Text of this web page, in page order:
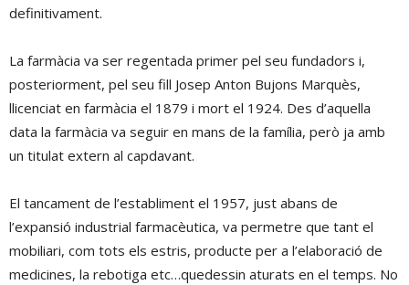
definitivament.
La farmàcia va ser regentada primer pel seu fundadors i,
posteriorment, pel seu fill Josep Anton Bujons Marquès,
llicenciat en farmàcia el 1879 i mort el 1924. Des d’aquella
data la farmàcia va seguir en mans de la família, però ja amb
un titulat extern al capdavant.
El tancament de l’establiment el 1957, just abans de
l’expansió industrial farmacèutica, va permetre que tant el
mobiliari, com tots els estris, producte per a l’elaboració de
medicines, la rebotiga etc…quedessin aturats en el temps. No